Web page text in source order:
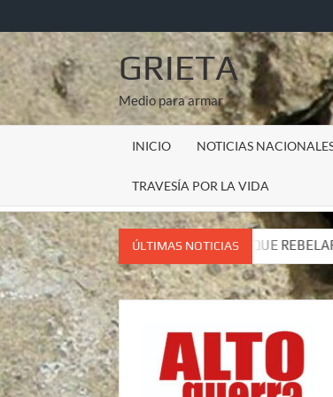
al
contenido
GRIETA
Medio para armar
INICIO NOTICIAS
TRAVESÍA POR LA VIDA
ÚLTIMAS NOTICIAS
QUE REBELARNOS, TENEMOS QUE VIVIR.
QUE REBELARNOS, TENEMOS QUE VIVIR.